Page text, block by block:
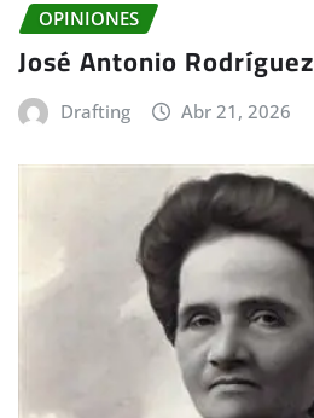
OPINIONES
José Antonio Rodríguez
Drafting Abr 21, 2026